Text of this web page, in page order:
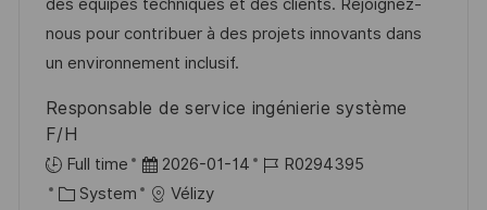
l
i
c
h
u
n
g
r
V
r
f
i
des équipes techniques et des clients. Rejoignez-
nous pour contribuer à des projets innovants dans
un environnement inclusif.
Responsable de service ingénierie système
F/H
Full time
D
a
2026-01-14
J
R0294395
K
System Vélizy